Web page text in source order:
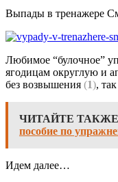
Выпады в тренажере
Любимое “булочное”
ягодицам округлую и
без возвышения (1),
ЧИТАЙТЕ
пособие по
Идем далее…